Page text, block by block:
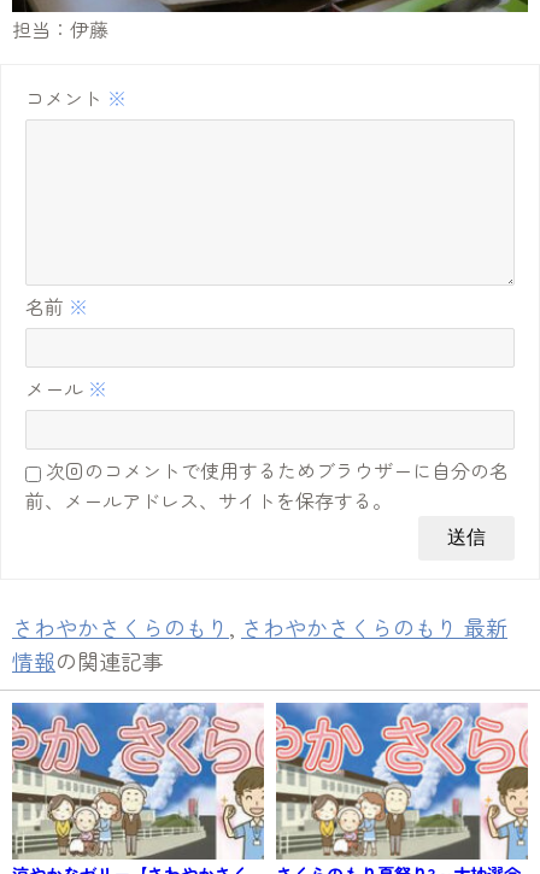
担当：伊藤
コメント ※
名前 ※
メール ※
次回のコメントで使用するためブラウザーに自分の名
前、メールアドレス、サイトを保存する。
さわやかさくらのもり , さわやかさくらのもり 最新
情報の関連記事